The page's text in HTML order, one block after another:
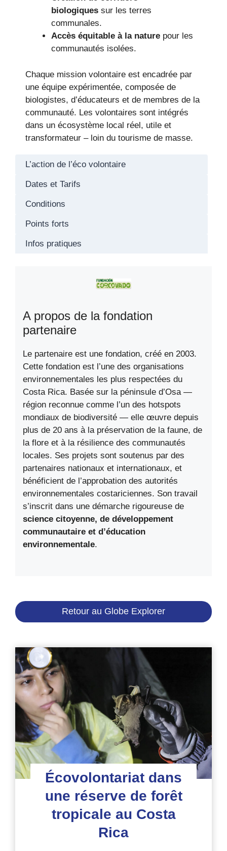
biologiques sur les terres
communales.
Accès équitable à la nature pour les
communautés isolées.
Chaque mission volontaire est encadrée par
une équipe expérimentée, composée de
biologistes, d’éducateurs et de membres de la
communauté. Les volontaires sont intégrés
dans un écosystème local réel, utile et
transformateur – loin du tourisme de masse.
L’action de l’éco volontaire
Dates et Tarifs
Conditions
Points forts
Infos pratiques
A propos de la fondation
partenaire
Le partenaire est une fondation, créé en 2003.
Cette fondation est l’une des organisations
environnementales les plus respectées du
Costa Rica. Basée sur la péninsule d’Osa —
région reconnue comme l’un des hotspots
mondiaux de biodiversité — elle œuvre depuis
plus de 20 ans à la préservation de la faune, de
la flore et à la résilience des communautés
locales. Ses projets sont soutenus par des
partenaires nationaux et internationaux, et
bénéficient de l’approbation des autorités
environnementales costariciennes. Son travail
s’inscrit dans une démarche rigoureuse de
science citoyenne, de développement
communautaire et d’éducation
environnementale.
Retour au Globe Explorer
Écovolontariat dans
une réserve de forêt
tropicale au Costa
Rica